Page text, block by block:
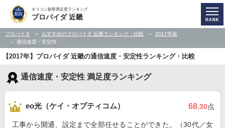
オリコン顧客満足度ランキング
プロバイダ 近畿
プロバイダ おすすめのプロバイダ 近畿ランキング・比較
2017年版
通信速度・安定性
【2017年】プロバイダ 近畿の通信速度・安定性ランキング・比較
通信速度・安定性 満足度ランキング
eo光（ケイ・オプティコム） 68.30点
工事から開通、設定まで全部任せることができた。（30代／女